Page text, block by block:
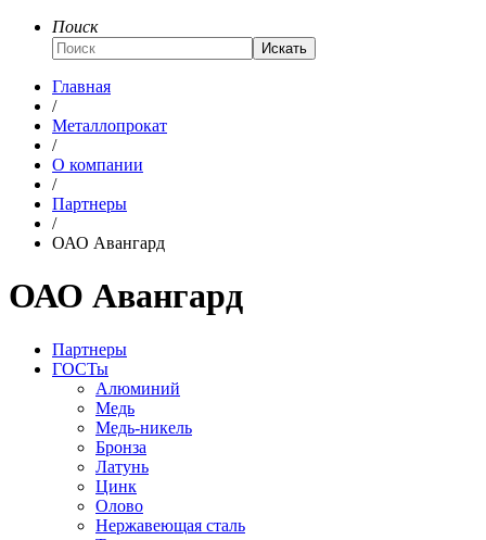
Поиск
Искать
Главная
/
Металлопрокат
/
О компании
/
Партнеры
/
ОАО Авангард
ОАО Авангард
Партнеры
ГОСТы
Алюминий
Медь
Медь-никель
Бронза
Латунь
Цинк
Олово
Нержавеющая сталь